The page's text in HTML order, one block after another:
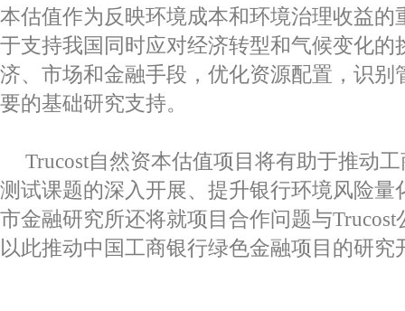
本估值作为反映环境成本和环境治理收益的
于支持我国同时应对经济转型和气候变化的
济、市场和金融手段，优化资源配置，识别
要的基础研究支持。
Trucost自然资本估值项目将有助于推动
测试课题的深入开展、提升银行环境风险量
市金融研究所还将就项目合作问题与Trucost
以此推动中国工商银行绿色金融项目的研究